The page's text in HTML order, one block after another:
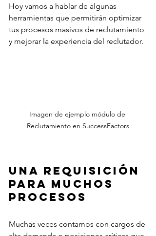
Hoy vamos a hablar de algunas
herramientas que permitirán optimizar
tus procesos masivos de reclutamiento
y mejorar la experiencia del reclutador.
Imagen de ejemplo módulo de
Reclutamiento en SuccessFactors
Una Requisición
para muchos
procesos
Muchas veces contamos con cargos de